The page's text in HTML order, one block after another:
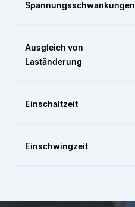
Spannungsschwankungen
Ausgleich von
Laständerung
Einschaltzeit
Einschwingzeit